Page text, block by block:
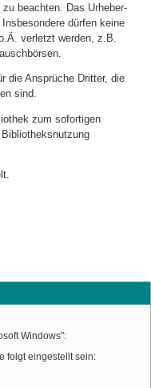
beachten. Das Urheber-
dürfen keine
verletzt werden, z.B.
die Ansprüche Dritter, die
sind.
zum sofortigen
Windows":
folgt eingestellt sein: